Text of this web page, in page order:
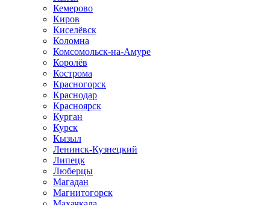
Кемерово
Киров
Киселёвск
Коломна
Комсомольск-на-Амуре
Королёв
Кострома
Красногорск
Краснодар
Красноярск
Курган
Курск
Кызыл
Ленинск-Кузнецкий
Липецк
Люберцы
Магадан
Магнитогорск